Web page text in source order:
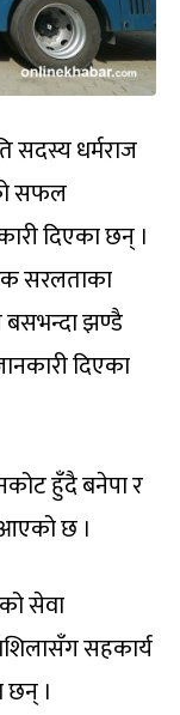
सदस्य धर्मराज
सफल
दिएका छन् ।
सरलताका
झण्डै
दिएका
हुँदै बनेपा र
छ ।
सेवा
सहकार्य
।